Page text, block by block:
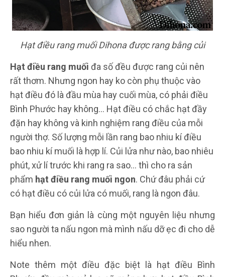
Hạt điều rang muối Dihona được rang bằng củi
Hạt điều rang muối đa số đều được rang củi nên
rất thơm. Nhưng ngon hay ko còn phụ thuộc vào
hạt điều đó là đầu mùa hay cuối mùa, có phải điều
Bình Phước hay không... Hạt điều có chắc hạt đầy
đặn hay không và kinh nghiệm rang điều của mỗi
người thợ. Số lượng mỗi lần rang bao nhiu kí điều
bao nhiu kí muối là hợp lí. Củi lửa như nào, bao nhiêu
phút, xử lí trước khi rang ra sao... thì cho ra sản
phẩm hạt điều rang muối ngon. Chứ đâu phải cứ
có hạt điều có củi lửa có muối, rang là ngon đâu.
Bạn hiểu đơn giản là cùng một nguyên liệu nhưng
sao người ta nấu ngon mà mình nấu dỡ ẹc đi cho dễ
hiểu nhen.
Note thêm một điều đặc biệt là hạt điều Bình